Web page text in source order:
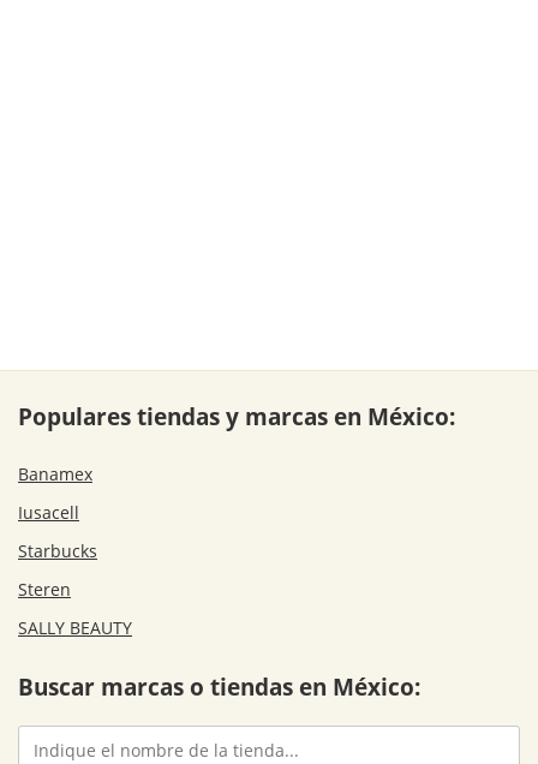
Populares tiendas y marcas en México:
Banamex
Iusacell
Starbucks
Steren
SALLY BEAUTY
Buscar marcas o tiendas en México: